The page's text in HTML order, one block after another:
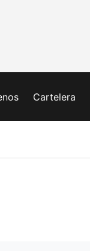
Cartelera